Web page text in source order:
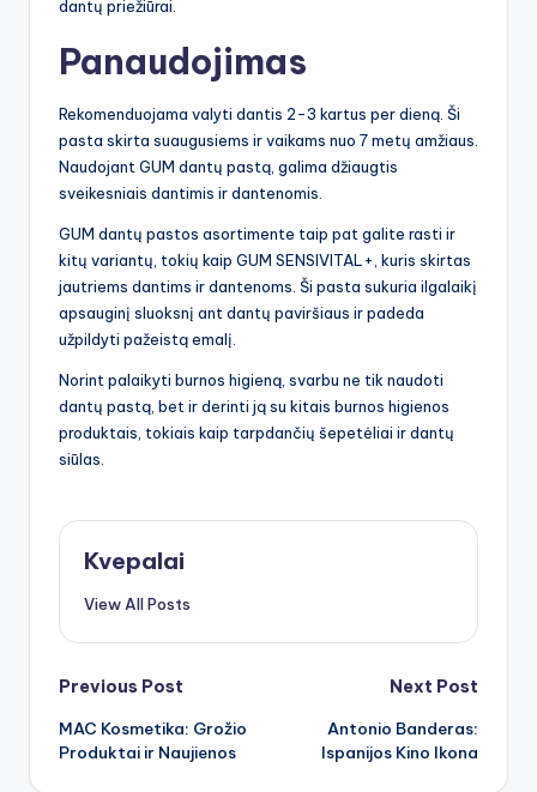
dantų priežiūrai.
Panaudojimas
Rekomenduojama valyti dantis 2-3 kartus per dieną. Ši
pasta skirta suaugusiems ir vaikams nuo 7 metų amžiaus.
Naudojant GUM dantų pastą, galima džiaugtis
sveikesniais dantimis ir dantenomis.
GUM dantų pastos asortimente taip pat galite rasti ir
kitų variantų, tokių kaip GUM SENSIVITAL+, kuris skirtas
jautriems dantims ir dantenoms. Ši pasta sukuria ilgalaikį
apsauginį sluoksnį ant dantų paviršiaus ir padeda
užpildyti pažeistą emalį.
Norint palaikyti burnos higieną, svarbu ne tik naudoti
dantų pastą, bet ir derinti ją su kitais burnos higienos
produktais, tokiais kaip tarpdančių šepetėliai ir dantų
siūlas.
Kvepalai
View All Posts
Post
navigation
Previous Post
MAC Kosmetika: Grožio
Produktai ir Naujienos
Next Post
Antonio Banderas:
Ispanijos Kino Ikona